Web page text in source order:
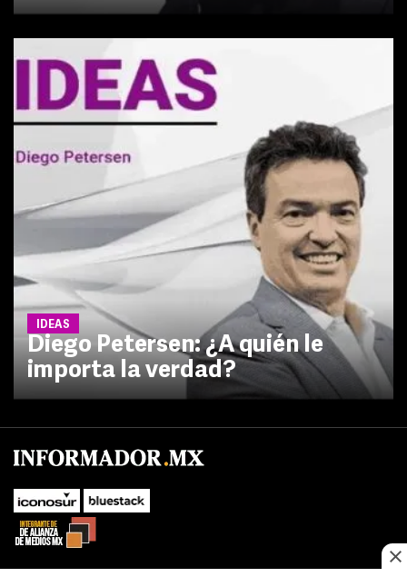
IDEAS
Diego Petersen: ¿A quién le
importa la verdad?